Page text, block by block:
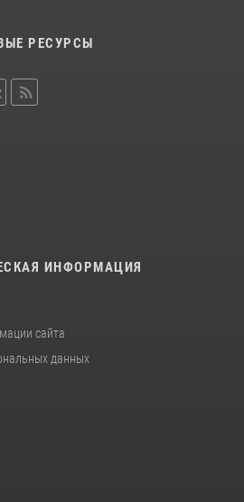
РЕСУРСЫ
ИНФОРМАЦИЯ
сайта
данных